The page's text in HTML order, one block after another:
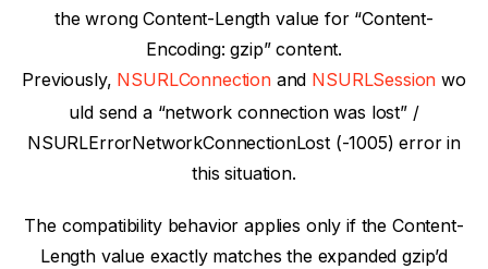
the wrong Content-Length value for “Content-
Encoding: gzip” content.
Previously, NSURLConnectionand NSURLSession wo
uld send a “network connection was lost” /
NSURLErrorNetworkConnectionLost (-1005) error in
this situation.
The compatibility behavior applies only if the Content-
Length value exactly matches the expanded gzip’d